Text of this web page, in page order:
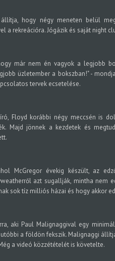
hogy négy meneten belül
a rekreációra. Jógázik és saját night
már nem én vagyok a legjobb
üzletember a bokszban!" -
tervek ecsetelése.
Floyd korábbi négy meccsén is
Majd jönnek a kezdetek és
McGregor évekig készült, az
azt sugallják, mintha nem
sok tíz milliós házai és hogy akkor
aki Paul Malignaggival egy
a földön fekszik. Malignaggi
a videó közzétételét is követelte.